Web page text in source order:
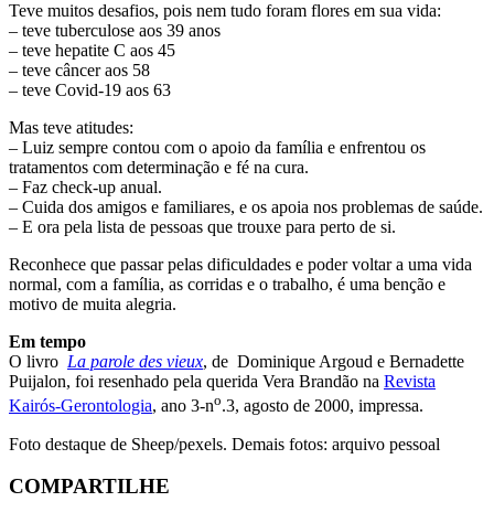
Teve muitos desafios, pois nem tudo foram flores em sua vida:
– teve tuberculose aos 39 anos
– teve hepatite C aos 45
– teve câncer aos 58
– teve Covid-19 aos 63
Mas teve atitudes:
– Luiz sempre contou com o apoio da família e enfrentou os
tratamentos com determinação e fé na cura.
– Faz check-up anual.
– Cuida dos amigos e familiares, e os apoia nos problemas de saúde.
– E ora pela lista de pessoas que trouxe para perto de si.
Reconhece que passar pelas dificuldades e poder voltar a uma vida
normal, com a família, as corridas e o trabalho, é uma benção e
motivo de muita alegria.
Em tempo
O livro La parole des vieux, de Dominique Argoud e Bernadette
Puijalon, foi resenhado pela querida Vera Brandão na Revista
Kairós-Gerontologia, ano 3-no.3, agosto de 2000, impressa.
Foto destaque de Sheep/pexels. Demais fotos: arquivo pessoal
COMPARTILHE